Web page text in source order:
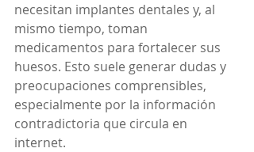
necesitan implantes dentales y, al
mismo tiempo, toman
medicamentos para fortalecer sus
huesos. Esto suele generar dudas y
preocupaciones comprensibles,
especialmente por la información
contradictoria que circula en
internet.